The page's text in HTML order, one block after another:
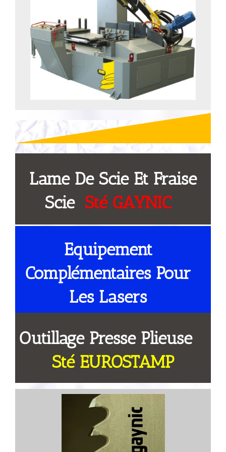
Lame De Scie Et Fraise
Scie Sté GAYNIC
Equipement
Complémentaires Pour
Les Lasers
Outillage Presse Plieuse
Sté EUROSTAMP